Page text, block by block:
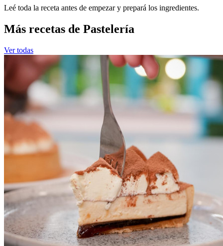
Leé toda la receta antes de empezar y prepará los ingredientes.
Más recetas de Pastelería
Ver todas